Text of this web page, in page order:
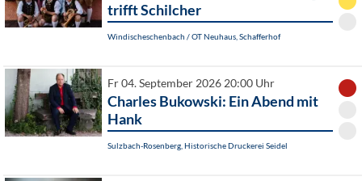
trifft Schilcher
Windischeschenbach / OT Neuhaus, Schafferhof
Fr 04. September 2026 20:00 Uhr
Charles Bukowski: Ein Abend mit
Hank
Sulzbach-Rosenberg, Historische Druckerei Seidel